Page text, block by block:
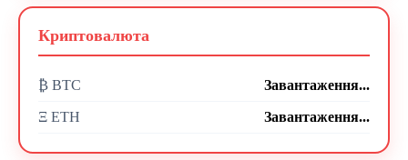
Криптовалюта
₿ BTC Завантаження...
Ξ ETH Завантаження...